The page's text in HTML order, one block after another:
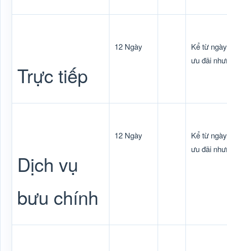
Trực tiếp
12 Ngày
Kể từ
ưu đãi
Dịch vụ
bưu chính
12 Ngày
Kể từ
ưu đãi